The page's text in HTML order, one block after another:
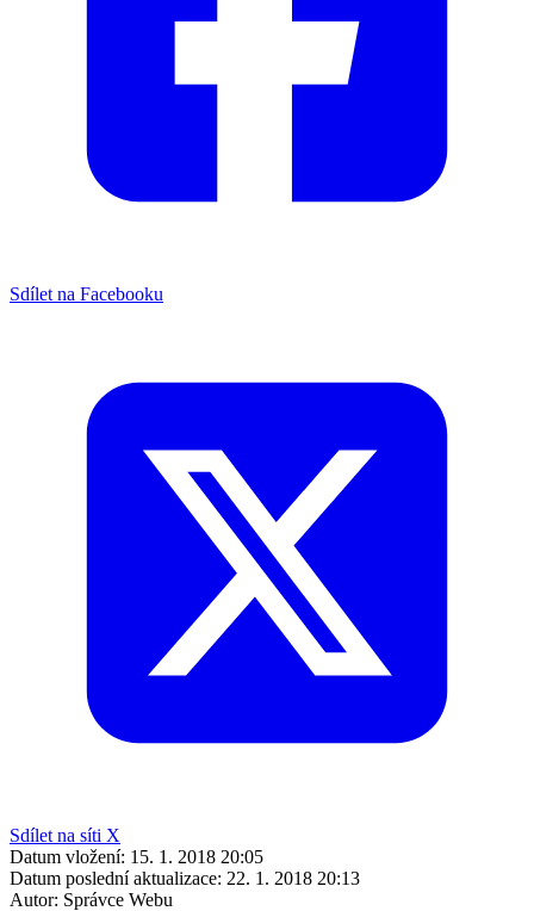
Sdílet na Facebooku
Sdílet na síti X
Datum vložení: 15. 1. 2018 20:05
Datum poslední aktualizace: 22. 1. 2018 20:13
Autor: Správce Webu